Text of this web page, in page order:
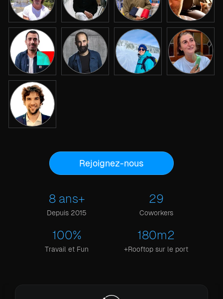
Rejoignez-nous
8 ans+
Depuis 2015
29
Coworkers
100%
Travail et Fun
180m2
+Rooftop sur le port